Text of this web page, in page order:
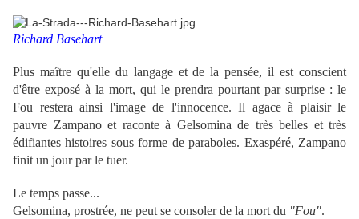
Richard Basehart
Plus maître qu'elle du langage et de la pensée, il est conscient
d'être exposé à la mort, qui le prendra pourtant par surprise : le
Fou restera ainsi l'image de l'innocence. Il agace à plaisir le
pauvre Zampano et raconte à Gelsomina de très belles et très
édifiantes histoires sous forme de paraboles. Exaspéré, Zampano
finit un jour par le tuer.
Le temps passe...
Gelsomina, prostrée, ne peut se consoler de la mort du "Fou".